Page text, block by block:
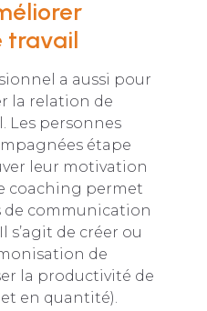
travail
a aussi pour
la relation de
Les personnes
étape
leur motivation
coaching permet
de communication
s’agit de créer ou
de
la productivité de
et en quantité).